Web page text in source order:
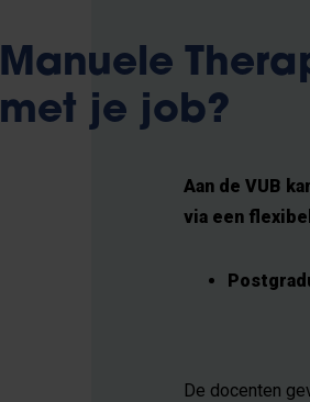
Manuele
met je job?
Aan de VUB
via een
De docenten